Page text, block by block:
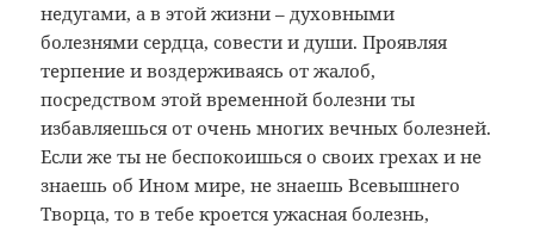
недугами, а в этой жизни – духовными
болезнями сердца, совести и души. Проявляя
терпение и воздерживаясь от жалоб,
посредством этой временной болезни ты
избавляешься от очень многих вечных болезней.
Если же ты не беспокоишься о своих грехах и не
знаешь об Ином мире, не знаешь Всевышнего
Творца, то в тебе кроется ужасная болезнь,